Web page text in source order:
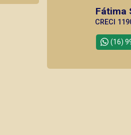
Fátima
CRECI
(16)